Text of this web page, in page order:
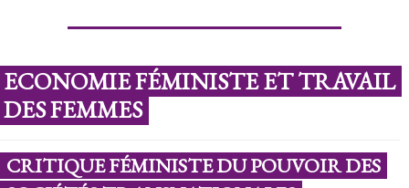
ECONOMIE FÉMINISTE ET TRAVAIL
DES FEMMES
CRITIQUE FÉMINISTE DU POUVOIR DES